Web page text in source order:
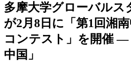
多摩大学グローバルス
が2月8日に「第1回湘
コンテスト」を開催 —
中国」